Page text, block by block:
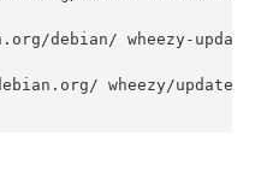
debian/ wheezy-updates
wheezy/updates